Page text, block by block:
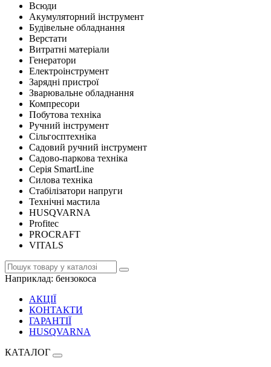
Всюди
Акумуляторний інструмент
Будівельне обладнання
Верстати
Витратні матеріали
Генератори
Електроінструмент
Зарядні пристрої
Зварювальне обладнання
Компресори
Побутова техніка
Ручний інструмент
Сільгосптехніка
Садовий ручний інструмент
Садово-паркова техніка
Серія SmartLine
Силова техніка
Стабілізатори напруги
Технічні мастила
HUSQVARNA
Profitec
PROCRAFT
VITALS
Наприклад: бензокоса
АКЦІЇ
КОНТАКТИ
ГАРАНТІЇ
HUSQVARNA
КАТАЛОГ